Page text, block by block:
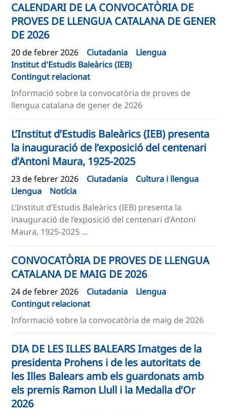
CALENDARI DE LA CONVOCATÒRIA DE
PROVES DE LLENGUA CATALANA DE GENER
DE 2026
20 de febrer 2026 Ciutadania
Llengua
Institut d'Estudis Baleàrics (IEB)
Contingut relacionat
Informació sobre la convocatòria de proves de
llengua catalana de gener de 2026
L’Institut d’Estudis Baleàrics (IEB) presenta
la inauguració de l’exposició del centenari
d’Antoni Maura, 1925-2025
23 de febrer 2026 Ciutadania
Cultura i llengua
Llengua
Notícia
L’Institut d’Estudis Baleàrics (IEB) presenta la
inauguració de l’exposició del centenari d’Antoni
Maura, 1925-2025 ...
CONVOCATÒRIA DE PROVES DE LLENGUA
CATALANA DE MAIG DE 2026
24 de febrer 2026 Ciutadania
Llengua
Contingut relacionat
Informació sobre la convocatòria de maig de 2026
DIA DE LES ILLES BALEARS Imatges de la
presidenta Prohens i de les autoritats de
les Illes Balears amb els guardonats amb
els premis Ramon Llull i la Medalla d’Or
2026